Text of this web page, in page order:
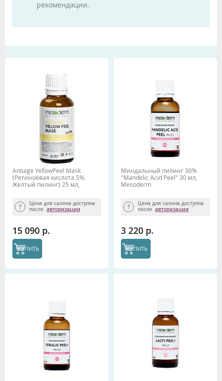
рекомендации.
Antiage YellowPeel Mask
(Ретиноевая кислота 5%.
Желтый пилинг) 25 мл,
Цена для салона доступна
после авторизации
15 090 р.
КУПИТЬ
Миндальный пилинг 30%
"Mandelic Acid Peel" 30 мл,
Mesoderm
Цена для салона доступна
после авторизации
3 220 р.
КУПИТЬ